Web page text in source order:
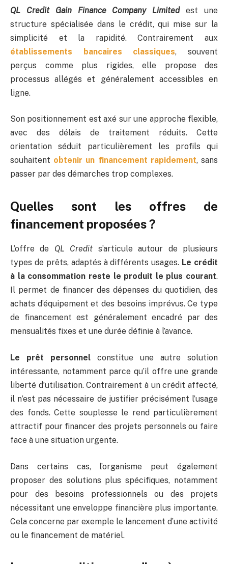
QL Credit Gain Finance Company Limitedest une
structure spécialisée dans le crédit, qui mise sur la
simplicité et la rapidité. Contrairement aux
établissements bancaires classiques, souvent
perçus comme plus rigides, elle propose des
processus allégés et généralement accessibles en
ligne.
Son positionnement est axé sur une approche flexible,
avec des délais de traitement réduits. Cette
orientation séduit particulièrement les profils qui
souhaitent obtenir un financement rapidement, sans
passer par des démarches trop complexes.
Quelles sont les offres de
financement proposées ?
L’offre de QL Credit s’articule autour de plusieurs
types de prêts, adaptés à différents usages. Le crédit
à la consommation reste le produit le plus courant.
Il permet de financer des dépenses du quotidien, des
achats d’équipement et des besoins imprévus. Ce type
de financement est généralement encadré par des
mensualités fixes et une durée définie à l’avance.
Le prêt personnel constitue une autre solution
intéressante, notamment parce qu’il offre une grande
liberté d’utilisation. Contrairement à un crédit affecté,
il n’est pas nécessaire de justifier précisément l’usage
des fonds. Cette souplesse le rend particulièrement
attractif pour financer des projets personnels ou faire
face à une situation urgente.
Dans certains cas, l’organisme peut également
proposer des solutions plus spécifiques, notamment
pour des besoins professionnels ou des projets
nécessitant une enveloppe financière plus importante.
Cela concerne par exemple le lancement d’une activité
ou le financement de matériel.